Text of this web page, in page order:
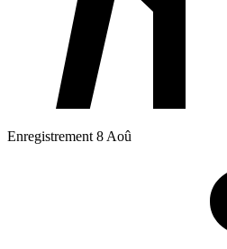
Enregistrement 8 Aoû